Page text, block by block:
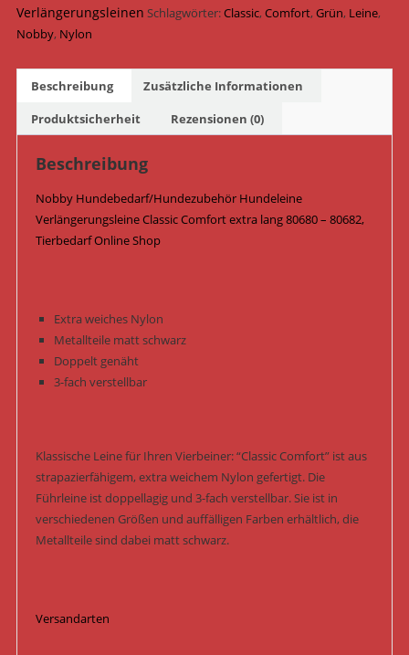
extra
lang
-
80682
Lindgrün
Menge
Verlängerungsleinen Schlagwörter:Classic,Comfort,Grün, Leine,
Nobby, Nylon
Beschreibung
Zusätzliche Informationen
Produktsicherheit
Rezensionen (0)
Beschreibung
Nobby Hundebedarf/Hundezubehör Hundeleine
Verlängerungsleine Classic Comfort extra lang 80680 – 80682,
Tierbedarf Online Shop
Extra weiches Nylon
Metallteile matt schwarz
Doppelt genäht
3-fach verstellbar
Klassische Leine für Ihren Vierbeiner: “Classic Comfort” ist aus
strapazierfähigem, extra weichem Nylon gefertigt. Die
Führleine ist doppellagig und 3-fach verstellbar. Sie ist in
verschiedenen Größen und auffälligen Farben erhältlich, die
Metallteile sind dabei matt schwarz.
Versandarten